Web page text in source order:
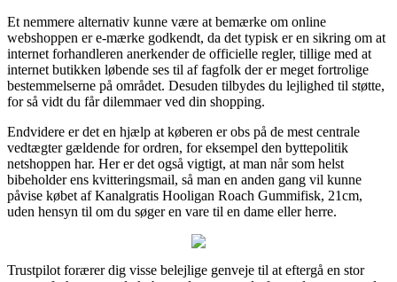
Et nemmere alternativ kunne være at bemærke om online
webshoppen er e-mærke godkendt, da det typisk er en sikring om at
internet forhandleren anerkender de officielle regler, tillige med at
internet butikken løbende ses til af fagfolk der er meget fortrolige
bestemmelserne på området. Desuden tilbydes du lejlighed til støtte,
for så vidt du får dilemmaer ved din shopping.
Endvidere er det en hjælp at køberen er obs på de mest centrale
vedtægter gældende for ordren, for eksempel den byttepolitik
netshoppen har. Her er det også vigtigt, at man når som helst
bibeholder ens kvitteringsmail, så man en anden gang vil kunne
påvise købet af Kanalgratis Hooligan Roach Gummifisk, 21cm,
uden hensyn til om du søger en vare til en dame eller herre.
Trustpilot forærer dig visse belejlige genveje til at eftergå en stor